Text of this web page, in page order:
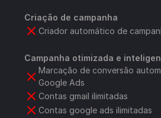
Criação de campanha
Criador automático de
Campanha otimizada e
Marcação de conversão
Google Ads
Contas gmail ilimitadas
Contas google ads ilimitadas